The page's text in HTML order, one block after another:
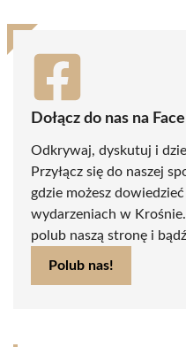
Dołącz do nas na
Odkrywaj, dyskutuj i
Przyłącz się do naszej
gdzie możesz
wydarzeniach w
polub naszą stronę i
Polub nas!